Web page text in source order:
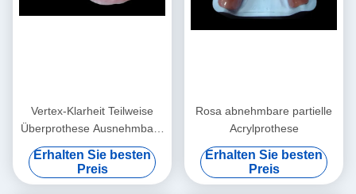
Vertex-Klarheit Teilweise
Überprothese Ausnehmbare
Teilweise Prothese
Erhalten Sie besten
Preis
Rosa abnehmbare partielle
Acrylprothese
Erhalten Sie besten
Preis